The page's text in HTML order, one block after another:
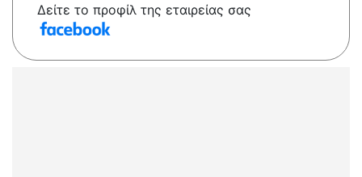
Δείτε το προφίλ της εταιρείας σας